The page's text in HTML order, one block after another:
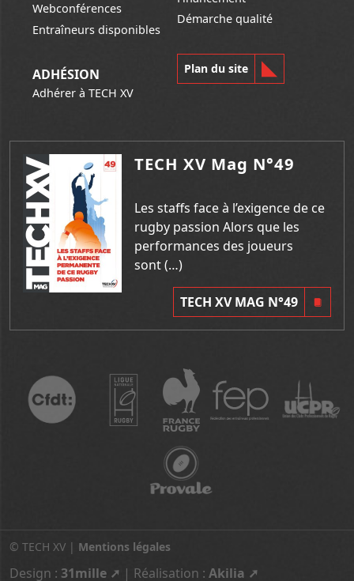
Webconférences
Entraîneurs disponibles
ADHÉSION
Adhérer à TECH XV
Démarche qualité
Plan du site
TECH XV Mag N°49
Les staffs face à l’exigence de ce
rugby passion Alors que les
performances des joueurs
sont (…)
TECH XV MAG N°49
© TECH XV | Mentions légales
Design : 31mille | Réalisation : Akilia